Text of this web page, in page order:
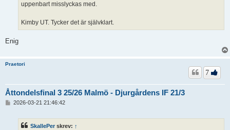
uppenbart misslyckas med.
Kimby UT. Tycker det är självklart.
Enig
Praetori
Åttondelsfinal 3 25/26 Malmö - Djurgårdens IF 21/3
7
2026-03-21 21:46:42
SkallePer skrev: ↑